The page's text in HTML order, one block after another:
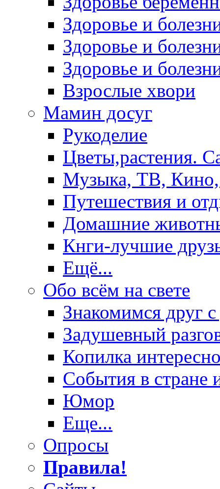
Здоровье и
Здоровье и
Здоровье и
Взрослые хвори
Мамин досуг
Рукоделие
Цветы,растения.
Музыка, ТВ,
Путешествия и
Домашние
Кнги-лучшие
Ещё...
Обо всём на свете
Знакомимся друг
Задушевный
Копилка
События в стране
Юмор
Еще...
Опросы
Правила!